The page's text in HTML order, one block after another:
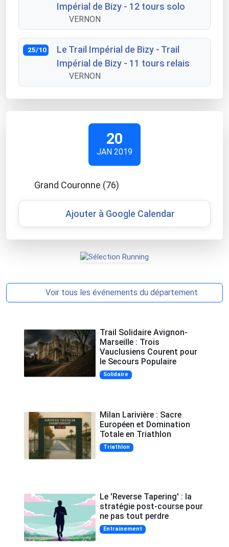
Impérial de Bizy - 12 tours solo
VERNON
25/10
Le Trail Impérial de Bizy - Trail
Impérial de Bizy - 11 tours relais
VERNON
20
JAN 2019
Grand Couronne (76)
Ajouter à Google Calendar
Voir tous les événements du département
Trail Solidaire Avignon-
Marseille : Trois
Vauclusiens Courent pour
le Secours Populaire
Solidaire
Milan Larivière : Sacre
Européen et Domination
Totale en Triathlon
Triathlon
Le 'Reverse Tapering' : la
stratégie post-course pour
ne pas tout perdre
Entrainement